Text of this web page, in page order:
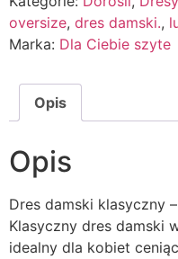
oversize, dres damski.,
Marka: Dla Ciebie szyte
Opis
Opis
Dres damski klasyczny
Klasyczny dres damski
idealny dla kobiet